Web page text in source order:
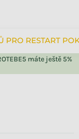
máte ještě 5%
PRO RESTART